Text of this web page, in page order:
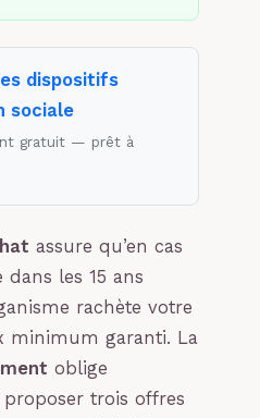
dispositifs
sociale
gratuit — prêt à
assure qu’en cas
dans les 15 ans
rachète votre
minimum garanti. La
oblige
proposer trois offres